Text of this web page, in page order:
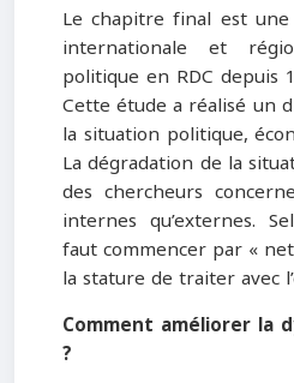
Le chapitre final est
internationale et
politique en RDC depuis
Cette étude a réalisé un
la situation politique,
La dégradation de la
des chercheurs
internes qu’externes.
faut commencer par «
la stature de traiter avec
Comment améliorer la
?